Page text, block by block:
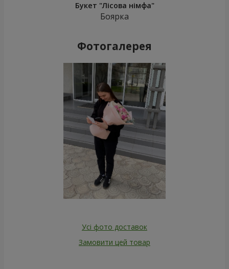
Букет "Лісова німфа"
Боярка
Фотогалерея
Усі фото доставок
Замовити цей товар